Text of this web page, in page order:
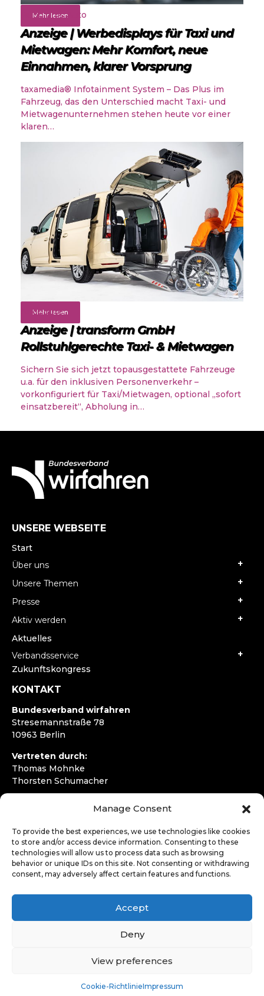
Manage Consent
To provide the best experiences, we use technologies like cookies
to store and/or access device information. Consenting to these
technologies will allow us to process data such as browsing
behavior or unique IDs on this site. Not consenting or withdrawing
consent, may adversely affect certain features and functions.
Accept
Deny
View preferences
Cookie-RichtlinieImpressum
Mehr lesen
Rund ums Auto
Anzeige | Werbedisplays für Taxi und
Mietwagen: Mehr Komfort, neue
Einnahmen, klarer Vorsprung
taxamedia® Infotainment System – Das Plus im
Fahrzeug, das den Unterschied macht Taxi- und
Mietwagenunternehmen stehen heute vor einer
klaren…
Mehr lesen
Angebote
Anzeige | transform GmbH
Rollstuhlgerechte Taxi- & Mietwagen
Sichern Sie sich jetzt topausgestattete Fahrzeuge
u.a. für den inklusiven Personenverkehr –
vorkonfiguriert für Taxi/Mietwagen, optional „sofort
einsatzbereit“, Abholung in…
UNSERE WEBSEITE
Start
Über uns
Unsere Themen
Presse
Aktiv werden
Aktuelles
Verbandsservice
Zukunftskongress
KONTAKT
Bundesverband wirfahren
Stresemannstraße 78
10963 Berlin
Vertreten durch:
Thomas Mohnke
Thorsten Schumacher
kontakt@wirfahren.de
RECHTLICHES
Impressum
Datenschutzerklärung